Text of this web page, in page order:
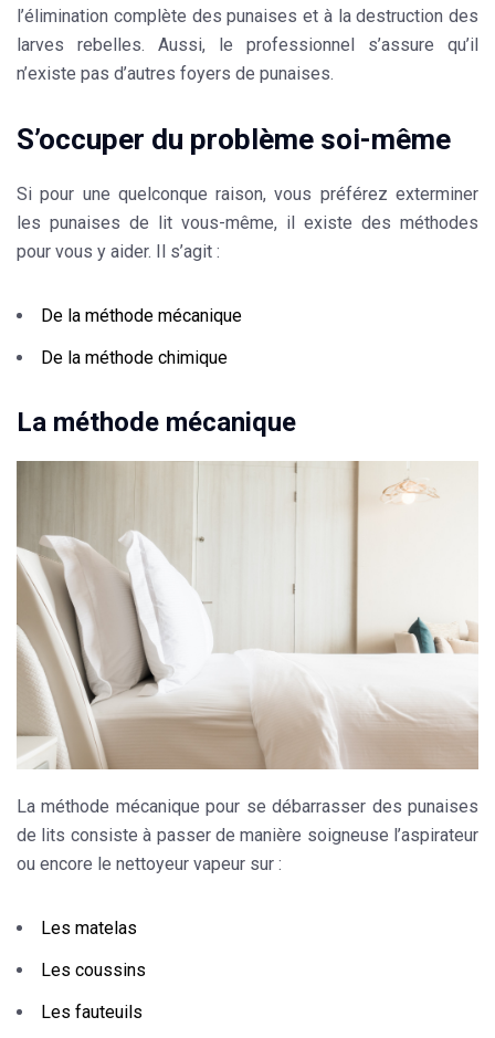
l’élimination complète des punaises et à la destruction des
larves rebelles. Aussi, le professionnel s’assure qu’il
n’existe pas d’autres foyers de punaises.
S’occuper du problème soi-même
Si pour une quelconque raison, vous préférez exterminer
les punaises de lit vous-même, il existe des méthodes
pour vous y aider. Il s’agit :
De la méthode mécanique
De la méthode chimique
La méthode mécanique
La méthode mécanique pour se débarrasser des punaises
de lits consiste à passer de manière soigneuse l’aspirateur
ou encore le nettoyeur vapeur sur :
Les matelas
Les coussins
Les fauteuils